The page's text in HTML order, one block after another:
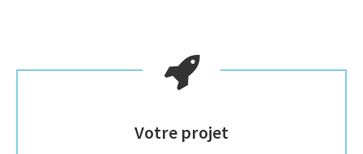
Votre projet